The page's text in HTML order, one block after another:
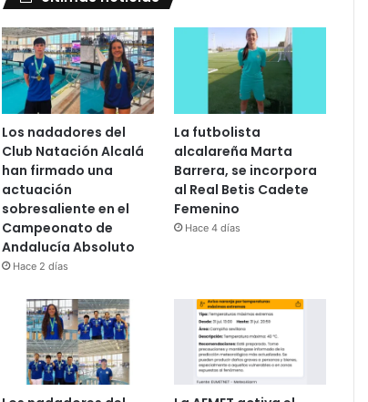
Los nadadores del
Club Natación Alcalá
han firmado una
actuación
sobresaliente en el
Campeonato de
Andalucía Absoluto
Hace 2 días
La futbolista
alcalareña Marta
Barrera, se incorpora
al Real Betis Cadete
Femenino
Hace 4 días